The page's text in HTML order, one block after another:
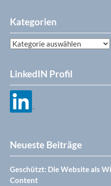
Kategorien
Kategorien
LinkedIN Profil
Neueste Beiträge
Geschützt: Die Website als
Content